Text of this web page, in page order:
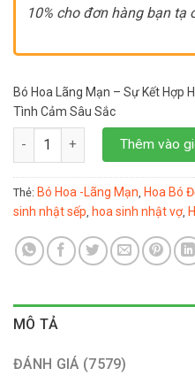
10% cho đơn hàng bạn tạ
Bó Hoa Lãng Mạn – Sự Kết Hợp
Tình Cảm Sâu Sắc
Bó Hoa Lãng Mạn số lượng
Thêm vào
Thẻ: Bó Hoa -Lãng Mạn Hoa Bó
sinh nhật sếp hoa sinh nhật vợ,
MÔ TẢ
ĐÁNH GIÁ (7579)